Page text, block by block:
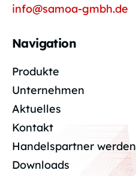
info@samoa-gmbh.de
Navigation
Produkte
Unternehmen
Aktuelles
Kontakt
Handelspartner werden
Downloads